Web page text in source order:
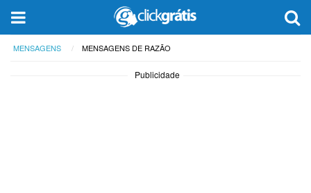
MENSAGENS MENSAGENS DE RAZÃO
Publicidade